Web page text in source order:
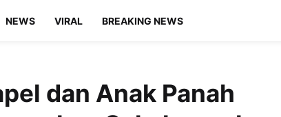
NEWS VIRAL BREAKING NEWS
dan Anak Panah